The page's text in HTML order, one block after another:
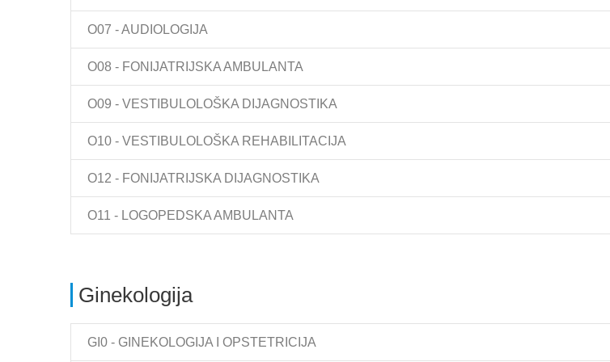
O07 - AUDIOLOGIJA
O08 - FONIJATRIJSKA AMBULANTA
O09 - VESTIBULOLOŠKA DIJAGNOSTIKA
O10 - VESTIBULOLOŠKA REHABILITACIJA
O12 - FONIJATRIJSKA DIJAGNOSTIKA
O11 - LOGOPEDSKA AMBULANTA
Ginekologija
GI0 - GINEKOLOGIJA I OPSTETRICIJA